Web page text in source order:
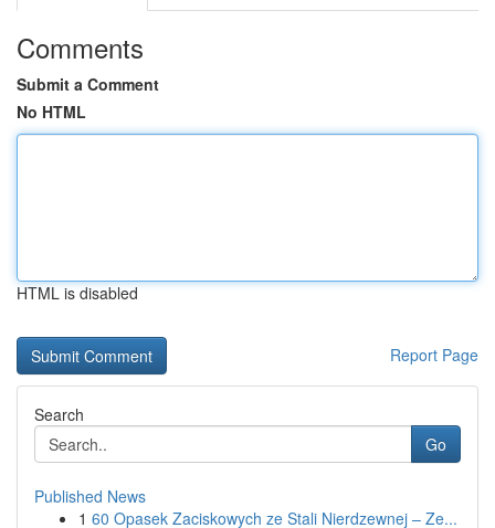
Comments
Submit a Comment
No HTML
HTML is disabled
Report Page
Search
Go
Published News
1 60 Opasek Zaciskowych ze Stali Nierdzewnej – Ze...